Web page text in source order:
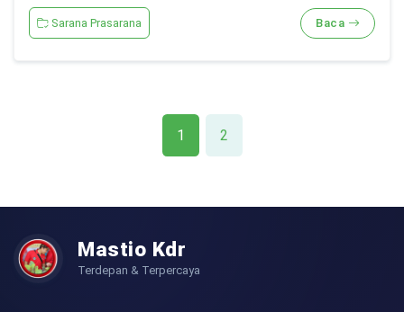
Sarana Prasarana Baca
1 2
Mastio Kdr
Terdepan & Terpercaya